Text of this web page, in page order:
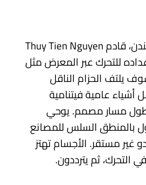
للتحرك عبر المعرض مثل
يلتف الحزام الناقل
أشياء عامية فيتنامية
طول مسار مصمم. يوحي
بالمنطق السلس للمصانع
غير مستقر. الأجسام تهتز
التحرك، ثم يترددون.